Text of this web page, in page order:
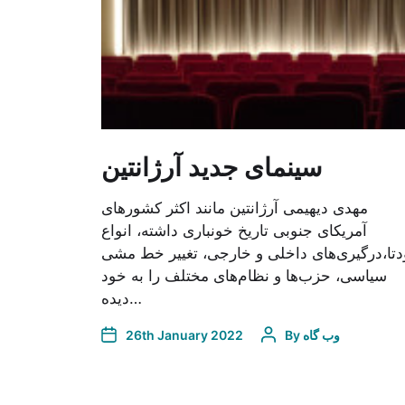
سینمای جدید آرژانتین
مهدی دیهیمی آرژانتین مانند اکثر کشورهای
آمریکای جنوبی تاریخ خونباری داشته، انواع
داخلی و خارجی، تغییر خط مشی
سیاسی، حزب‌ها و نظام‌های مختلف را به خود
دیده…
26th January 2022 By وب گاه